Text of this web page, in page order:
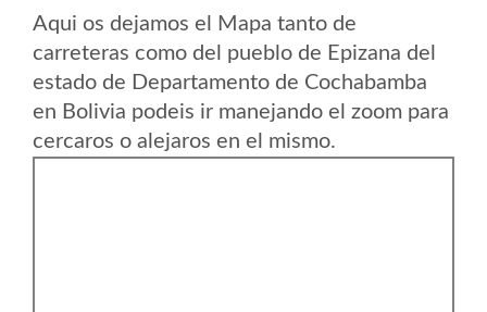
Aqui os dejamos el Mapa tanto de
carreteras como del pueblo de Epizana del
estado de Departamento de Cochabamba
en Bolivia podeis ir manejando el zoom para
cercaros o alejaros en el mismo.